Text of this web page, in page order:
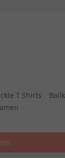
T Shirts